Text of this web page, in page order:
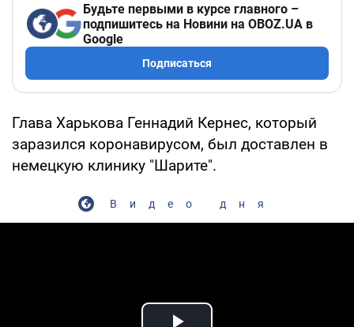
Будьте первыми в курсе главного –
подпишитесь на Новини на OBOZ.UA в
Google
Подписаться
Глава Харькова Геннадий Кернес, который
заразился коронавирусом, был доставлен в
немецкую клинику "Шарите".
Видео дня